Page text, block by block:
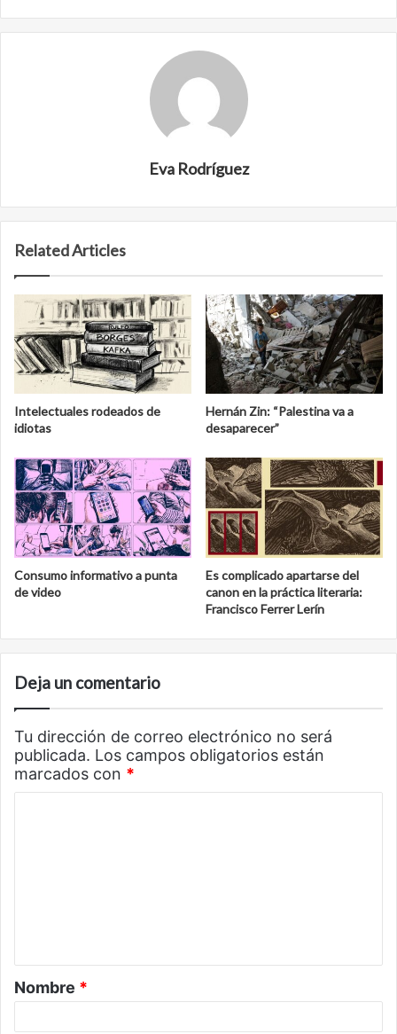
Eva Rodríguez
Related Articles
Intelectuales rodeados de
idiotas
Hernán Zin: “Palestina va a
desaparecer”
Consumo informativo a punta
de video
Es complicado apartarse del
canon en la práctica literaria:
Francisco Ferrer Lerín
Deja un comentario
Tu dirección de correo electrónico no será
publicada. Los campos obligatorios están
marcados con *
a
r
Nombre *